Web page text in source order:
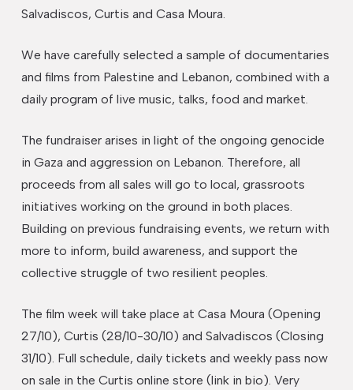
Salvadiscos, Curtis and Casa Moura.
We have carefully selected a sample of documentaries
and films from Palestine and Lebanon, combined with a
daily program of live music, talks, food and market.
The fundraiser arises in light of the ongoing genocide
in Gaza and aggression on Lebanon. Therefore, all
proceeds from all sales will go to local, grassroots
initiatives working on the ground in both places.
Building on previous fundraising events, we return with
more to inform, build awareness, and support the
collective struggle of two resilient peoples.
The film week will take place at Casa Moura (Opening
27/10), Curtis (28/10-30/10) and Salvadiscos (Closing
31/10). Full schedule, daily tickets and weekly pass now
on sale in the Curtis online store (link in bio). Very